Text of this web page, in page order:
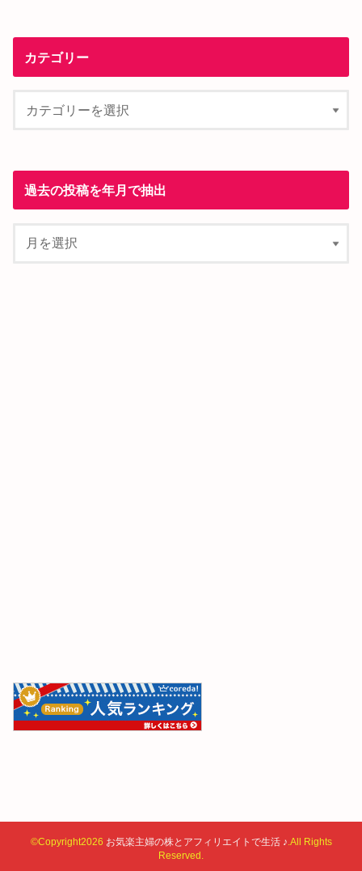
カテゴリー
過去の投稿を年月で抽出
©Copyright2026 お気楽主婦の株とアフィリエイトで生活 ♪ .All Rights
Reserved.